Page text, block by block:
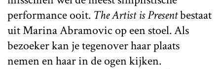
performance ooit. The Artist is Presentbestaat
uit Marina Abramovic op een stoel. Als
bezoeker kan je tegenover haar plaats
nemen en haar in de ogen kijken.